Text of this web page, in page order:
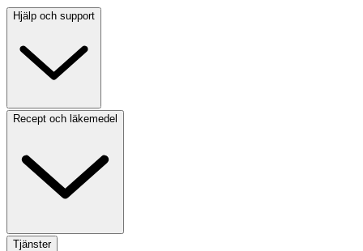
Hjälp och support
Recept och läkemedel
Tjänster